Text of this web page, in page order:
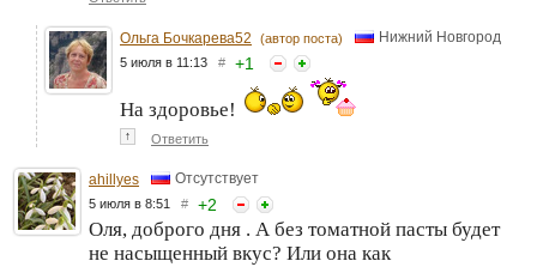
Ольга Бочкарева52 (автор поста) Нижний Новгород
5 июля в 11:13 # +1
На здоровье!
↑ Ответить
ahillyes Отсутствует
5 июля в 8:51 # +2
Оля, доброго дня . А без томатной пасты будет
не насыщенный вкус? Или она как